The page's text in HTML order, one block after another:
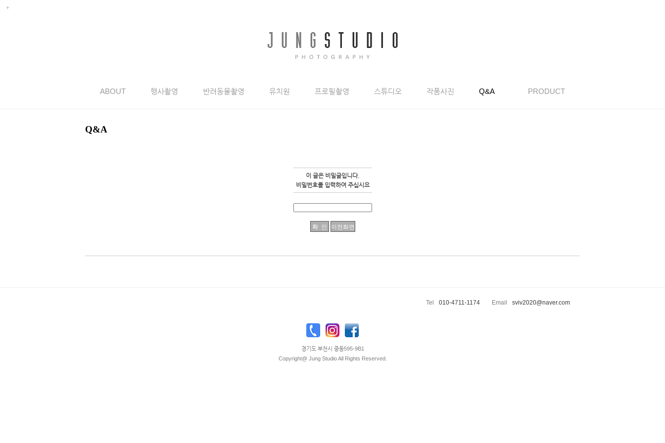
ABOUT 행사촬영 반려동물촬영 유치원 프로필촬영 스튜디오 작품사진 Q&A PRODUCT
Q&A
이 글은 비밀글입니다.
비밀번호를 입력하여 주십시요
Tel 010-4711-1174 Email sviv2020@naver.com
경기도 부천시 중동595-9B1
Copyright@ Jung Studio All Rights Reserved.